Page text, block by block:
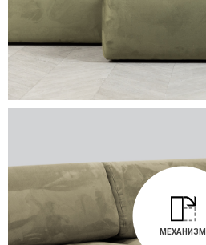
МЕХАНИЗМ